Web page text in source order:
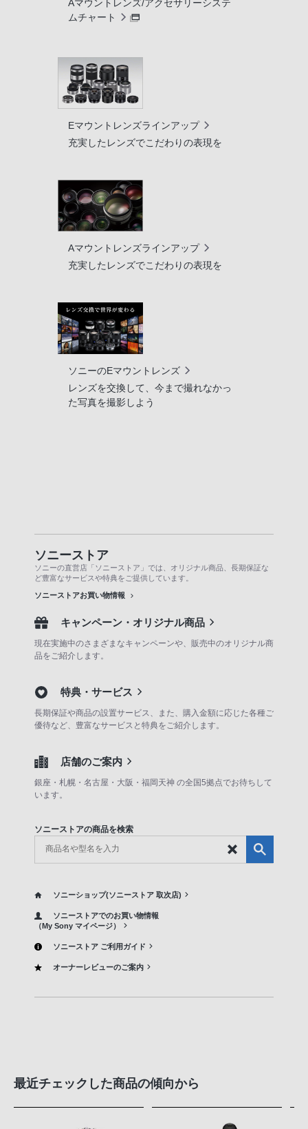
Aマウントレンズ/アクセサリーシステ
ムチャート
Eマウントレンズラインアップ
充実したレンズでこだわりの表現を
Aマウントレンズラインアップ
充実したレンズでこだわりの表現を
ソニーのEマウントレンズ
レンズを交換して、今まで撮れなかっ
た写真を撮影しよう
ソニーストア
ソニーの直営店「ソニーストア」では、オリジナル商品、長期保証な
ど豊富なサービスや特典をご提供しています。
ソニーストアお買い物情報
キャンペーン・オリジナル商品
現在実施中のさまざまなキャンペーンや、販売中のオリジナル商
品をご紹介します。
特典・サービス
長期保証や商品の設置サービス、また、購入金額に応じた各種ご
優待など、豊富なサービスと特典をご紹介します。
店舗のご案内
銀座・札幌・名古屋・大阪・福岡天神 の全国5拠点でお待ちして
います。
ソニーストアの商品を検索
ソニーショップ(ソニーストア 取次店)
ソニーストアでのお買い物情報
（My Sony マイページ）
ソニーストア ご利用ガイド
オーナーレビューのご案内
最近チェックした商品の傾向から